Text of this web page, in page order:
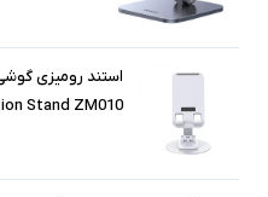
Stand ZM010